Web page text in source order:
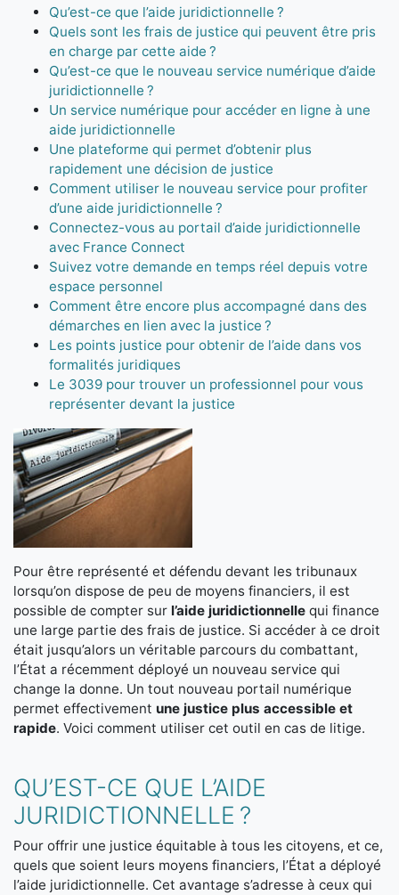
Qu’est-ce que l’aide juridictionnelle ?
Quels sont les frais de justice qui peuvent être pris
en charge par cette aide ?
Qu’est-ce que le nouveau service numérique d’aide
juridictionnelle ?
Un service numérique pour accéder en ligne à une
aide juridictionnelle
Une plateforme qui permet d’obtenir plus
rapidement une décision de justice
Comment utiliser le nouveau service pour profiter
d’une aide juridictionnelle ?
Connectez-vous au portail d’aide juridictionnelle
avec France Connect
Suivez votre demande en temps réel depuis votre
espace personnel
Comment être encore plus accompagné dans des
démarches en lien avec la justice ?
Les points justice pour obtenir de l’aide dans vos
formalités juridiques
Le 3039 pour trouver un professionnel pour vous
représenter devant la justice
Pour être représenté et défendu devant les tribunaux
lorsqu’on dispose de peu de moyens financiers, il est
possible de compter sur l’aide juridictionnelle qui finance
une large partie des frais de justice. Si accéder à ce droit
était jusqu’alors un véritable parcours du combattant,
l’État a récemment déployé un nouveau service qui
change la donne. Un tout nouveau portail numérique
permet effectivement une justice plus accessible et
rapide. Voici comment utiliser cet outil en cas de litige.
QU’EST-CE QUE L’AIDE
JURIDICTIONNELLE ?
Pour offrir une justice équitable à tous les citoyens, et ce,
quels que soient leurs moyens financiers, l’État a déployé
l’aide juridictionnelle. Cet avantage s’adresse à ceux qui